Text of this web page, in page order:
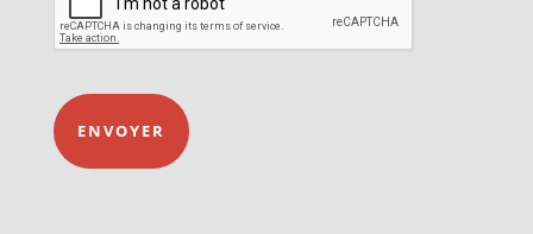
ENVOYER